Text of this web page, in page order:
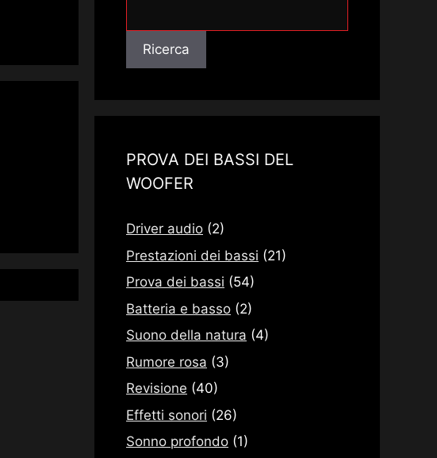
Ricerca
PROVA DEI BASSI DEL
WOOFER
Driver audio (2)
Prestazioni dei bassi (21)
Prova dei bassi (54)
Batteria e basso (2)
Suono della natura (4)
Rumore rosa (3)
Revisione (40)
Effetti sonori (26)
Sonno profondo (1)